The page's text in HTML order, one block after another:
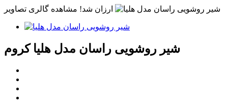
ارزان شد! مشاهده گالری تصاویر
شیر روشویی راسان مدل هلیا کروم